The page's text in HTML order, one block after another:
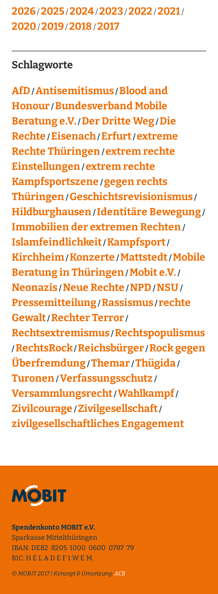
2026 2025 2024 2023 2022 2021
2020 2019 2018 2017
Schlagworte
AfD Antisemitismus Blood and
Honour Bundesverband Mobile
Beratung e.V. Der Dritte Weg Die
Rechte Eisenach Erfurt extreme
Rechte Thüringen extrem rechte
Einstellungen extrem rechte
Kampfsportszene gegen rechts
Thüringen Geschichtsrevisionismus
Hildburghausen Identitäre Bewegung
Immobilien der extremen Rechten
Islamfeindlichkeit Kampfsport
Kirchheim Konzerte Mattstedt Mobile
Beratung in Thüringen Mobit e.V.
Neonazis Neue Rechte NPD NSU
Pressemitteilung Rassismus rechte
Gewalt Rechter Terror
Rechtsextremismus Rechtspopulismus
RechtsRock Reichsbürger Rock gegen
Überfremdung Themar Thügida
Turonen Verfassungsschutz
Versammlungsrecht Wahlkampf
Zivilcourage Zivilgesellschaft
zivilgesellschaftliches Engagement
Spendenkonto MOBIT e.V.
Sparkasse Mittelthüringen
IBAN: DE82 8205 1000 0600 0787 79
BIC: H E L A D E F 1 W E M
© MOBIT 2017 | Konzept & Umsetzung:ACB